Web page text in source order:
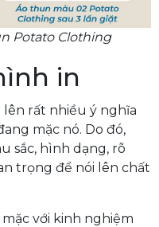
Potato Clothing
in
rất nhiều ý nghĩa
mặc nó. Do đó,
sắc, hình dạng, rõ
trọng để nói lên chất
với kinh nghiệm